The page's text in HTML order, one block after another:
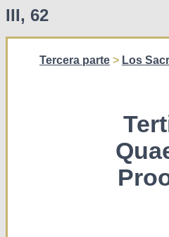
III, 62
Tercera parte > Los